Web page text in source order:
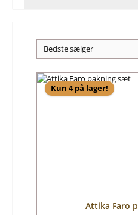
Kun 4 på lager!
Attika Faro